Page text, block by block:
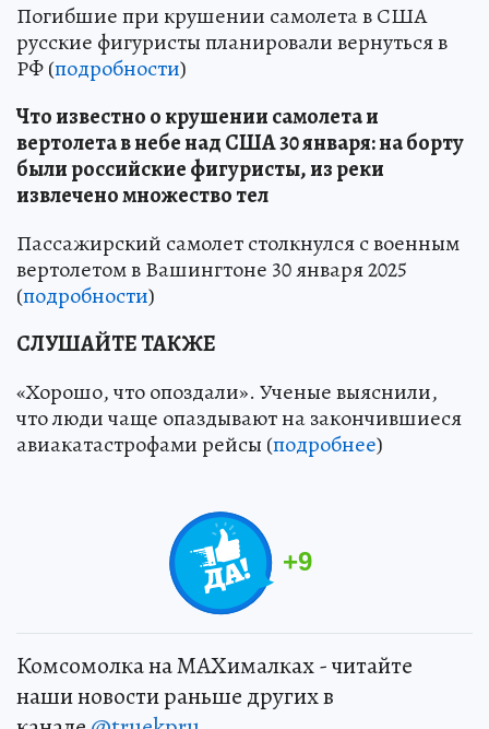
Погибшие при крушении самолета в США
русские фигуристы планировали вернуться в
РФ (подробности)
Что известно о крушении самолета и
вертолета в небе над США 30 января: на борту
были российские фигуристы, из реки
извлечено множество тел
Пассажирский самолет столкнулся с военным
вертолетом в Вашингтоне 30 января 2025
(подробности)
СЛУШАЙТЕ ТАКЖЕ
«Хорошо, что опоздали». Ученые выяснили,
что люди чаще опаздывают на закончившиеся
авиакатастрофами рейсы (подробнее)
+9
Комсомолка на MAXималках - читайте
наши новости раньше других в